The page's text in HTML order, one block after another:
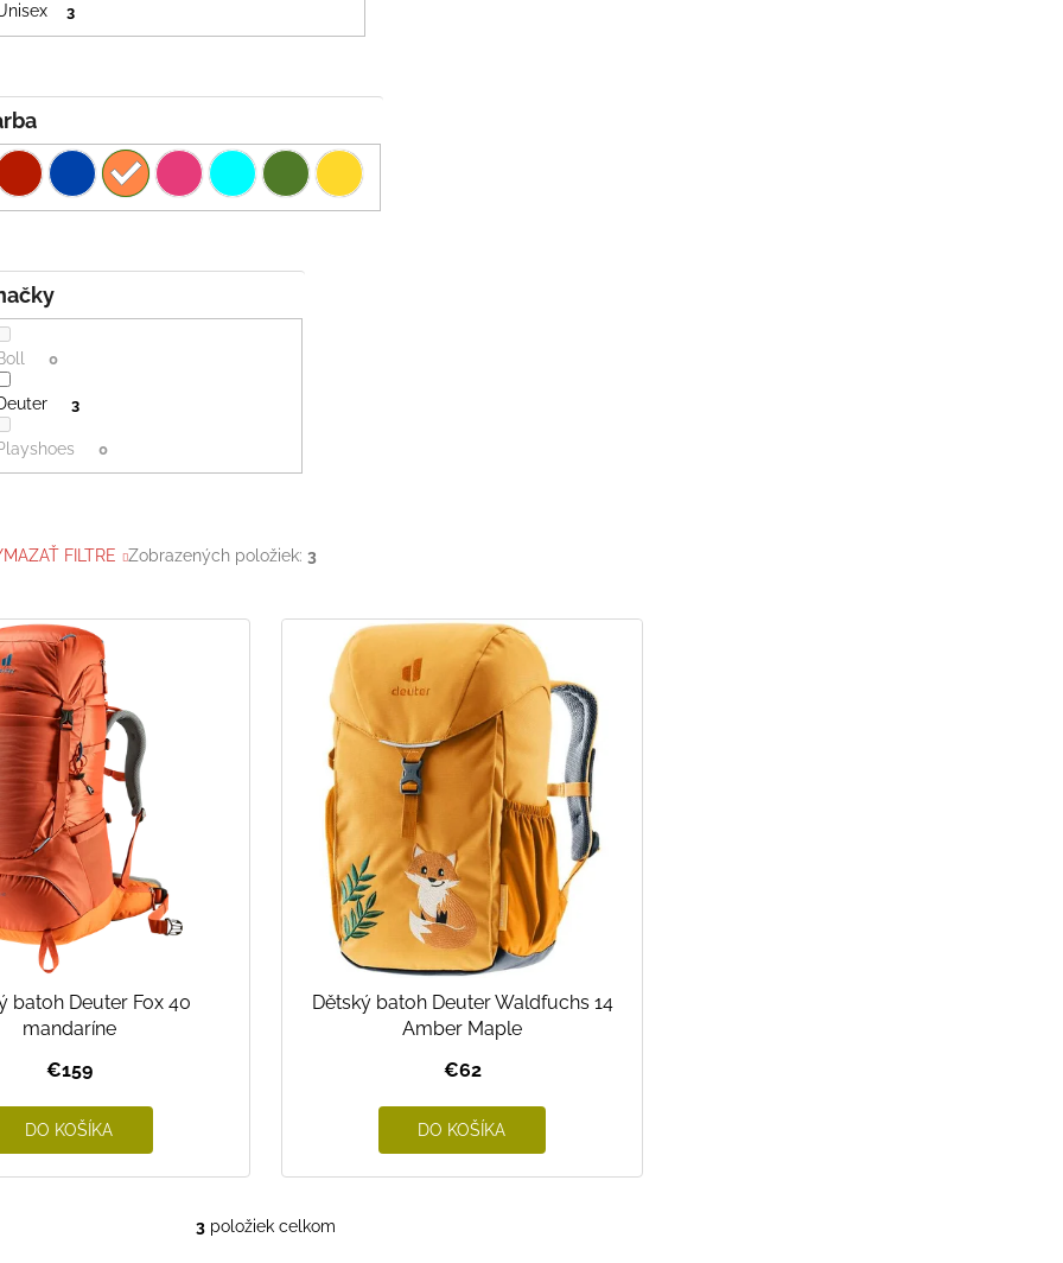
0
3
0
3
FILTRE Zobrazených položiek: 3
batoh Deuter Fox 40
mandaríne
€159
DO KOŠÍKA
Dětský batoh Deuter Waldfuchs 14
Amber Maple
€62
DO KOŠÍKA
O
3 položiek celkom